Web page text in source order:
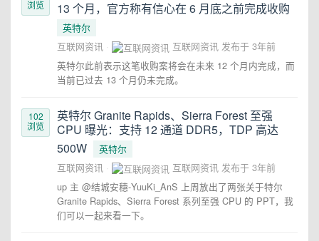
浏览
13 个月，官方称有信心在 6 月底之前完成收购
英特尔
互联网资讯
互联网资讯 发布于 3年前
英特尔此前表示这笔收购案将会在未来 12 个月内完成，而
当前已过去 13 个月仍未完成。
102
浏览
英特尔 Granite Rapids、Sierra Forest 至强
CPU 曝光：支持 12 通道 DDR5，TDP 高达
500W
英特尔
互联网资讯
互联网资讯 发布于 3年前
up 主 @结城安穗-YuuKi_AnS 上周放出了两张关于特尔
Granite Rapids、Sierra Forest 系列至强 CPU 的 PPT，我
们可以一起来看一下。